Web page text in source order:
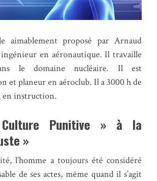
aimablement proposé par Arnaud
en aéronautique. Il travaille
le domaine nucléaire. Il est
et planeur en aéroclub. Il a 3000 h de
en instruction.
Punitive » à la
»
l’homme a toujours été considéré
de ses actes, même quand il s’agit